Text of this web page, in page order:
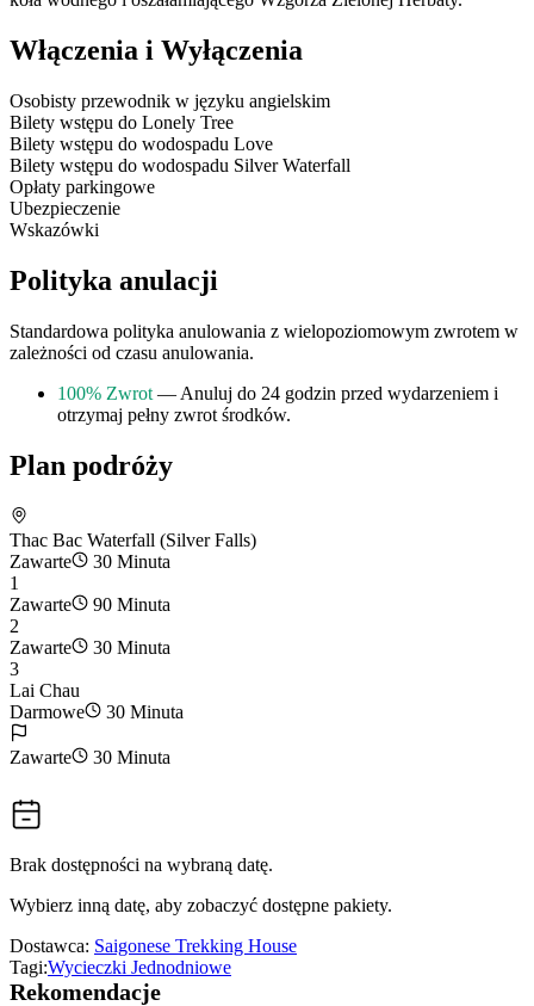
Włączenia i Wyłączenia
Osobisty przewodnik w języku angielskim
Bilety wstępu do Lonely Tree
Bilety wstępu do wodospadu Love
Bilety wstępu do wodospadu Silver Waterfall
Opłaty parkingowe
Ubezpieczenie
Wskazówki
Polityka anulacji
Standardowa polityka anulowania z wielopoziomowym zwrotem w
zależności od czasu anulowania.
100% Zwrot — Anuluj do 24 godzin przed wydarzeniem i
otrzymaj pełny zwrot środków.
Plan podróży
Thac Bac Waterfall (Silver Falls)
Zawarte
30 Minuta
1
Zawarte
90 Minuta
2
Zawarte
30 Minuta
3
Lai Chau
Darmowe
30 Minuta
Zawarte 30 Minuta
Brak dostępności na wybraną datę.
Wybierz inną datę, aby zobaczyć dostępne pakiety.
Dostawca: Saigonese Trekking House
Tagi:Wycieczki Jednodniowe
Rekomendacje